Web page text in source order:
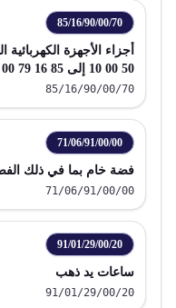
85/16/90/00/70
50 00 10 إلى 85 16 79 00 50
85/16/90/00/70
71/06/91/00/00
فضة خام بما في ذلك
71/06/91/00/00
91/01/29/00/20
ساعات يد ذهب
91/01/29/00/20